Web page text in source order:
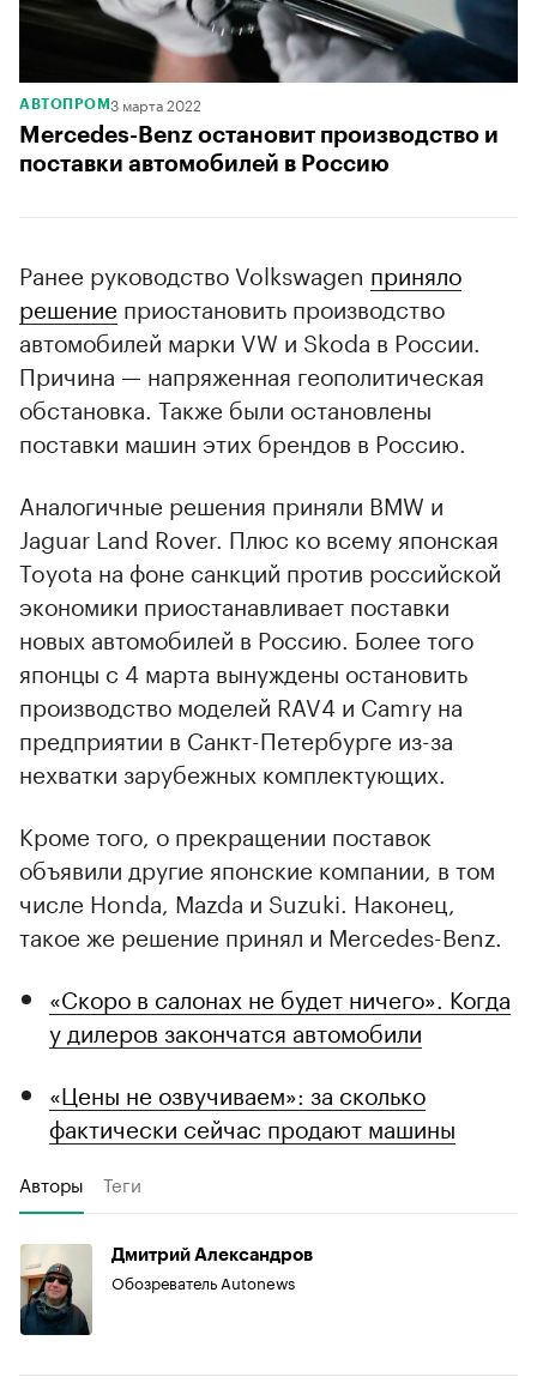
АВТОПРОМ3 марта 2022
Mercedes-Benz остановит производство и
поставки автомобилей в Россию
Ранее руководство Volkswagen приняло
решение приостановить производство
автомобилей марки VW и Skoda в России.
Причина — напряженная геополитическая
обстановка. Также были остановлены
поставки машин этих брендов в Россию.
Аналогичные решения приняли BMW и
Jaguar Land Rover. Плюс ко всему японская
Toyota на фоне санкций против российской
экономики приостанавливает поставки
новых автомобилей в Россию. Более того
японцы с 4 марта вынуждены остановить
производство моделей RAV4 и Camry на
предприятии в Санкт-Петербурге из-за
нехватки зарубежных комплектующих.
Кроме того, о прекращении поставок
объявили другие японские компании, в том
числе Honda, Mazda и Suzuki. Наконец,
такое же решение принял и Mercedes-Benz.
«Скоро в салонах не будет ничего». Когда
у дилеров закончатся автомобили
«Цены не озвучиваем»: за сколько
фактически сейчас продают машины
Авторы Теги
Дмитрий Александров
Обозреватель Autonews